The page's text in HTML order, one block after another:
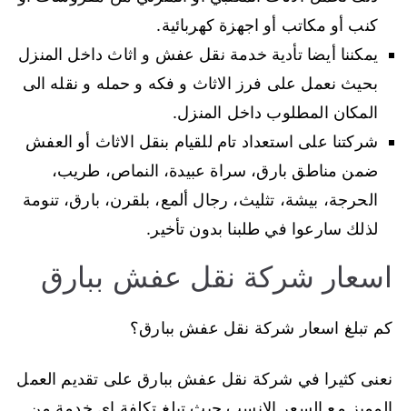
كنب أو مكاتب أو اجهزة كهربائية.
يمكننا أيضا تأدية خدمة نقل عفش و اثاث داخل المنزل
بحيث نعمل على فرز الاثاث و فكه و حمله و نقله الى
المكان المطلوب داخل المنزل.
شركتنا على استعداد تام للقيام بنقل الاثاث أو العفش
ضمن مناطق بارق، سراة عبيدة، النماص، طريب،
الحرجة، بيشة، تثليث، رجال ألمع، بلقرن، بارق، تنومة
لذلك سارعوا في طلبنا بدون تأخير.
اسعار شركة نقل عفش ببارق
كم تبلغ اسعار شركة نقل عفش ببارق؟
نعنى كثيرا في شركة نقل عفش ببارق على تقديم العمل